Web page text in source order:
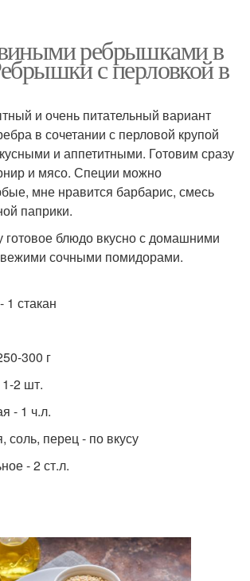
ребрышками в
с перловкой в
и очень питательный вариант
в сочетании с перловой крупой
и аппетитными. Готовим сразу
и мясо. Специи можно
мне нравится барбарис, смесь
паприки.
готовое блюдо вкусно с домашними
сочными помидорами.
1 стакан
300 г
2 шт.
- 1 ч.л.
соль, перец - по вкусу
- 2 ст.л.